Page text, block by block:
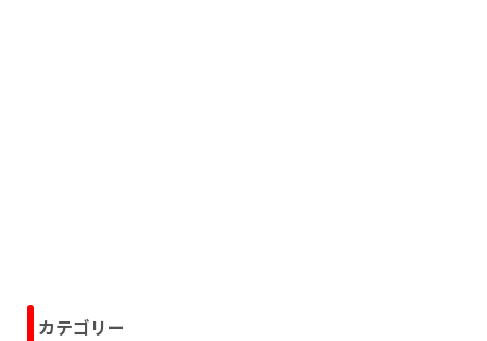
カテゴリー